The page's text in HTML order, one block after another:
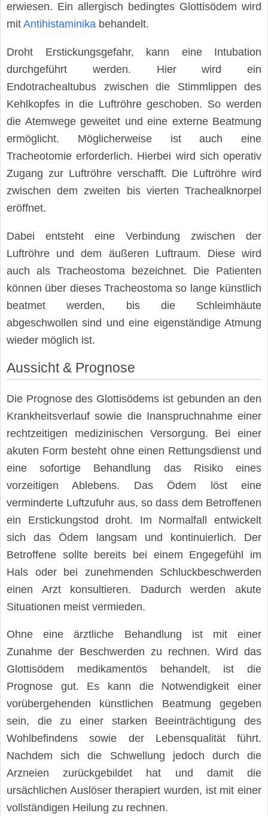
erwiesen. Ein allergisch bedingtes Glottisödem wird
mit Antihistaminika behandelt.
Droht Erstickungsgefahr, kann eine Intubation
durchgeführt werden. Hier wird ein
Endotrachealtubus zwischen die Stimmlippen des
Kehlkopfes in die Luftröhre geschoben. So werden
die Atemwege geweitet und eine externe Beatmung
ermöglicht. Möglicherweise ist auch eine
Tracheotomie erforderlich. Hierbei wird sich operativ
Zugang zur Luftröhre verschafft. Die Luftröhre wird
zwischen dem zweiten bis vierten Trachealknorpel
eröffnet.
Dabei entsteht eine Verbindung zwischen der
Luftröhre und dem äußeren Luftraum. Diese wird
auch als Tracheostoma bezeichnet. Die Patienten
können über dieses Tracheostoma so lange künstlich
beatmet werden, bis die Schleimhäute
abgeschwollen sind und eine eigenständige Atmung
wieder möglich ist.
Aussicht & Prognose
Die Prognose des Glottisödems ist gebunden an den
Krankheitsverlauf sowie die Inanspruchnahme einer
rechtzeitigen medizinischen Versorgung. Bei einer
akuten Form besteht ohne einen Rettungsdienst und
eine sofortige Behandlung das Risiko eines
vorzeitigen Ablebens. Das Ödem löst eine
verminderte Luftzufuhr aus, so dass dem Betroffenen
ein Erstickungstod droht. Im Normalfall entwickelt
sich das Ödem langsam und kontinuierlich. Der
Betroffene sollte bereits bei einem Engegefühl im
Hals oder bei zunehmenden Schluckbeschwerden
einen Arzt konsultieren. Dadurch werden akute
Situationen meist vermieden.
Ohne eine ärztliche Behandlung ist mit einer
Zunahme der Beschwerden zu rechnen. Wird das
Glottisödem medikamentös behandelt, ist die
Prognose gut. Es kann die Notwendigkeit einer
vorübergehenden künstlichen Beatmung gegeben
sein, die zu einer starken Beeinträchtigung des
Wohlbefindens sowie der Lebensqualität führt.
Nachdem sich die Schwellung jedoch durch die
Arzneien zurückgebildet hat und damit die
ursächlichen Auslöser therapiert wurden, ist mit einer
vollständigen Heilung zu rechnen.